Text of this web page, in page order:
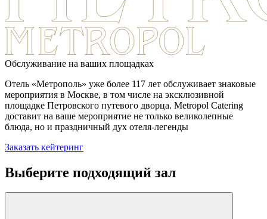
Обслуживание на ваших площадках
Отель «Метрополь» уже более 117 лет обслуживает знаковые
мероприятия в Москве, в том числе на эксклюзивной
площадке Петровского путевого дворца. Metropol Catering
доставит на ваше мероприятие не только великолепные
блюда, но и праздничный дух отеля-легенды
Заказать кейтеринг
Выберите подходящий зал